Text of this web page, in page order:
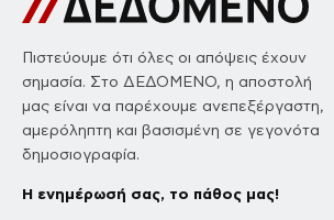
Πιστεύουμε ότι όλες οι απόψεις έχουν
σημασία. Στο ΔΕΔΟΜΕΝΟ, η αποστολή
μας είναι να παρέχουμε ανεπεξέργαστη,
αμερόληπτη και βασισμένη σε γεγονότα
δημοσιογραφία.
Η ενημέρωσή σας, το πάθος μας!